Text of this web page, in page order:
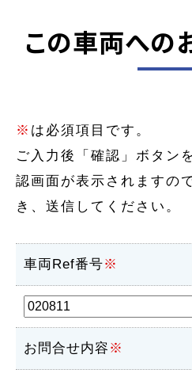
この車両への
※ は必須項目です。
ご入力後「確認」ボタン
認画面が表示されますの
き、送信してください。
車両Ref番号※
お問合せ内容 ※